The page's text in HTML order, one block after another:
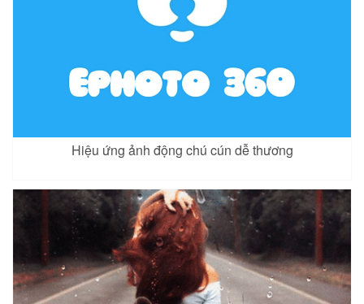
Hiệu ứng ảnh động chú cún dễ thương